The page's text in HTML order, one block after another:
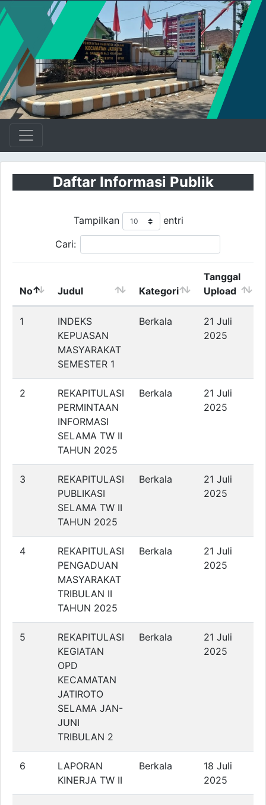
Daftar Informasi Publik
Tampilkan entri
Cari:
No Judul Kategori
Tanggal
Upload
1
INDEKS
KEPUASAN
MASYARAKAT
SEMESTER 1
Berkala
21 Juli
2025
2
REKAPITULASI
PERMINTAAN
INFORMASI
SELAMA TW II
TAHUN 2025
Berkala
21 Juli
2025
3
REKAPITULASI
PUBLIKASI
SELAMA TW II
TAHUN 2025
Berkala
21 Juli
2025
4
REKAPITULASI
PENGADUAN
MASYARAKAT
TRIBULAN II
TAHUN 2025
Berkala
21 Juli
2025
5
REKAPITULASI
KEGIATAN
OPD
KECAMATAN
JATIROTO
SELAMA JAN-
JUNI
TRIBULAN 2
Berkala
21 Juli
2025
6
LAPORAN
KINERJA TW II
Berkala
18 Juli
2025